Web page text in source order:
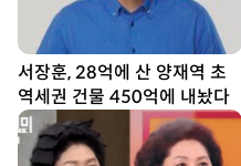
서장훈, 28억에 산 양재역 초
역세권 건물 450억에 내놨다